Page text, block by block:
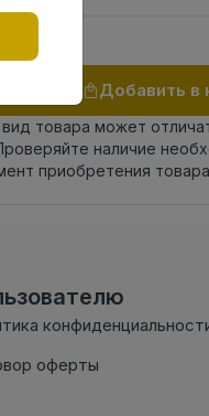
Добавить в
товара может
наличие
приобретения
оферты